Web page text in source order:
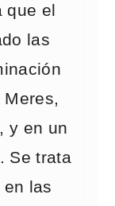
que el
las
y en un
Se trata
las